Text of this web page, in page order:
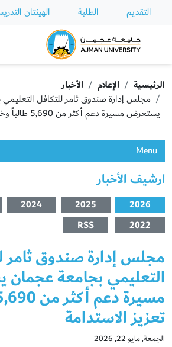
التقديم الطلبة الهيئتان
Ajman University
الرئيسية الإعلام
الأخبار
مجلس إدارة صندوق ثامر للتكافل
يستعرض مسيرة دعم أكثر من 5,690 طالباً وخطط تعزيز الاستدامة
Menu
ارشيف الأخبار
2026
2025
2024
2022
RSS
مجلس إدارة صندوق ثامر
التعليمي بجامعة
تعزيز الاستدامة
الجمعة, مايو 22, 2026